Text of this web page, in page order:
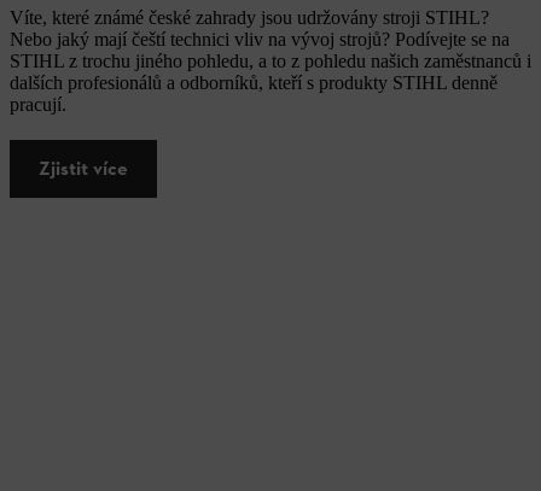
Víte, které známé české zahrady jsou udržovány stroji STIHL?
Nebo jaký mají čeští technici vliv na vývoj strojů? Podívejte se na
STIHL z trochu jiného pohledu, a to z pohledu našich zaměstnanců i
dalších profesionálů a odborníků, kteří s produkty STIHL denně
pracují.
Zjistit více